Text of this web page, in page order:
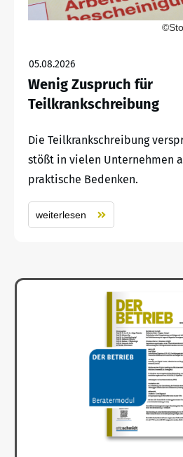
05.08.2026
Wenig Zuspruch für
Teilkrankschreibung
Die Teilkrankschreibung
stößt in vielen Unternehmen
praktische Bedenken.
weiterlesen